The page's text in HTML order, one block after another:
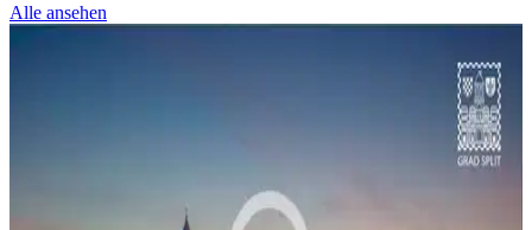
Alle ansehen